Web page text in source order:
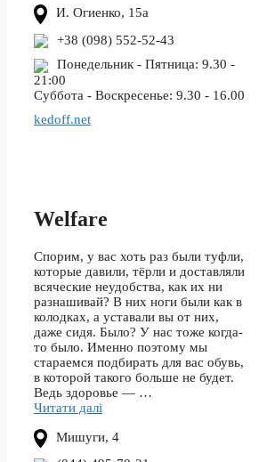
И. Огиенко, 15а
+38 (098) 552-52-43
Понедельник - Пятница: 9.30 -
21:00
Суббота - Воскресенье: 9.30 - 16.00
kedoff.net
Welfare
Спорим, у вас хоть раз были туфли,
которые давили, тёрли и доставляли
всяческие неудобства, как их ни
разнашивай? В них ноги были как в
колодках, а уставали вы от них,
даже сидя. Было? У нас тоже когда-
то было. Именно поэтому мы
стараемся подбирать для вас обувь,
в которой такого больше не будет.
Ведь здоровье — …
Читати далі
Мишуги, 4